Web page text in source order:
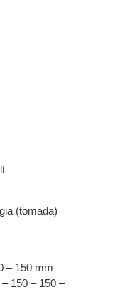
(tomada)
– 150 mm
150 – 150 –